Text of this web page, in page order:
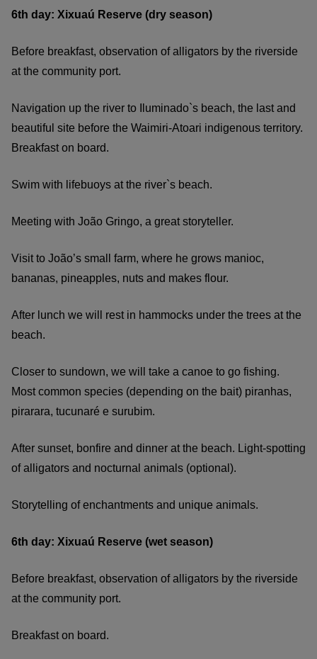
6th day: Xixuaú Reserve (dry season)
Before breakfast, observation of alligators by the riverside
at the community port.
Navigation up the river to Iluminado`s beach, the last and
beautiful site before the Waimiri-Atoari indigenous territory.
Breakfast on board.
Swim with lifebuoys at the river`s beach.
Meeting with João Gringo, a great storyteller.
Visit to João’s small farm, where he grows manioc,
bananas, pineapples, nuts and makes flour.
After lunch we will rest in hammocks under the trees at the
beach.
Closer to sundown, we will take a canoe to go fishing.
Most common species (depending on the bait) piranhas,
pirarara, tucunaré e surubim.
After sunset, bonfire and dinner at the beach. Light-spotting
of alligators and nocturnal animals (optional).
Storytelling of enchantments and unique animals.
6th day: Xixuaú Reserve (wet season)
Before breakfast, observation of alligators by the riverside
at the community port.
Breakfast on board.